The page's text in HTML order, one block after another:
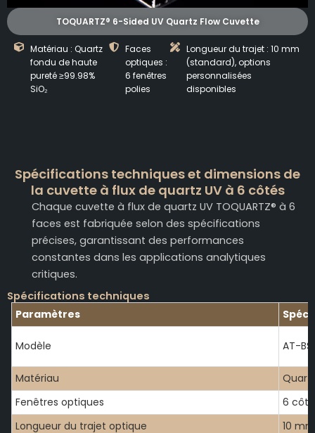
TOQUARTZ® 6-Sided UV Quartz Flow Cuvette
Matériau : Quartz
fondu de haute
pureté ≥99.98%
SiO₂
Faces
optiques :
6 fenêtres
polies
Longueur du trajet : 10 mm
(standard), options
personnalisées
disponibles
Spécifications techniques et dimensions de
la cuvette à flux de quartz UV à 6 côtés
Chaque cuvette à flux de quartz UV TOQUARTZ® à 6
faces est fabriquée selon des spécifications
précises, garantissant des performances
constantes dans les applications analytiques
critiques.
Spécifications techniques
Paramètres
Modèle AT-
Matériau
Fenêtres optiques
6
Longueur du trajet optique
10